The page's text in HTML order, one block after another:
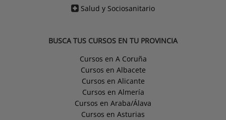
Salud y Sociosanitario
BUSCA TUS CURSOS EN TU PROVINCIA
Cursos en A Coruña
Cursos en Albacete
Cursos en Alicante
Cursos en Almería
Cursos en Araba/Álava
Cursos en Asturias